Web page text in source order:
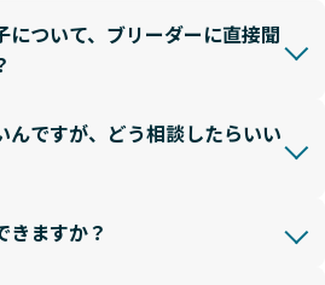
について、ブリーダーに直接聞
んですが、どう相談したらいい
きますか？